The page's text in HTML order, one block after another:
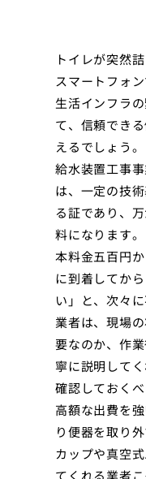
トイレが突然
スマートフォ
生活インフラ
て、信頼でき
えるでしょう
給水装置工事
は、一定の技
る証であり、
料になります
本料金五百円
に到着してか
い」と、次々
業者は、現場
要なのか、作
寧に説明して
確認しておく
高額な出費を
り便器を取り
カップや真空
てくれる業者